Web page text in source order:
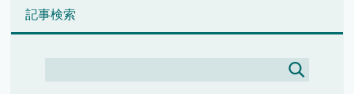
記事検索